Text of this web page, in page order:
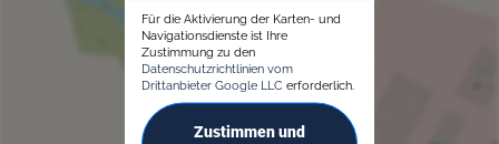
Für die Aktivierung der Karten- und
Navigationsdienste ist Ihre
Zustimmung zu den
Datenschutzrichtlinien vom
Drittanbieter Google LLC erforderlich.
Zustimmen und